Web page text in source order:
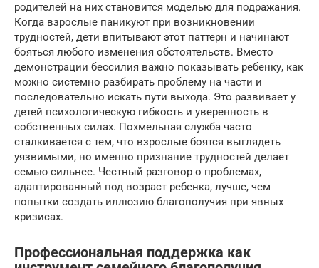
родителей на них становится моделью для подражания.
Когда взрослые паникуют при возникновении
трудностей, дети впитывают этот паттерн и начинают
бояться любого изменения обстоятельств. Вместо
демонстрации бессилия важно показывать ребенку, как
можно системно разбирать проблему на части и
последовательно искать пути выхода. Это развивает у
детей психологическую гибкость и уверенность в
собственных силах. Похмельная служба часто
сталкивается с тем, что взрослые боятся выглядеть
уязвимыми, но именно признание трудностей делает
семью сильнее. Честный разговор о проблемах,
адаптированный под возраст ребенка, лучше, чем
попытки создать иллюзию благополучия при явных
кризисах.
Профессиональная поддержка как